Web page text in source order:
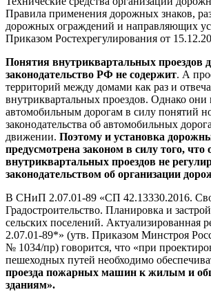
Правила применения дорожных знаков,
дорожных ограждений и направляющих
Приказом Ростехрегулирования от
Понятия внутриквартальных проездов
законодательство РФ не содержит. А
территорий между домами как раз и
внутриквартальных проездов. Однако они
автомобильным дорогам в силу понятий
законодательства об автомобильных
движении. Поэтому и установка
предусмотрена законом в силу того, что
внутриквартальных проездов не
законодательством об организации
В СНиП 2.07.01-89 «СП 42.13330.2016.
Градостроительство. Планировка и
сельских поселений. Актуализированная
2.07.01-89*» (утв. Приказом Минстроя
№ 1034/пр) говорится, что «при
пешеходных путей необходимо
проезда пожарных машин к жилым и
зданиям».